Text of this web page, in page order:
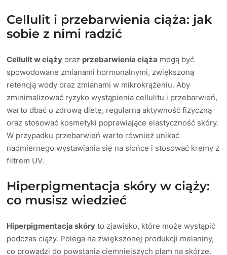
Cellulit i przebarwienia ciąża: jak
sobie z nimi radzić
Cellulit w ciąży oraz przebarwienia ciąża mogą być
spowodowane zmianami hormonalnymi, zwiększoną
retencją wody oraz zmianami w mikrokrążeniu. Aby
zminimalizować ryzyko wystąpienia cellulitu i przebarwień,
warto dbać o zdrową dietę, regularną aktywność fizyczną
oraz stosować kosmetyki poprawiające elastyczność skóry.
W przypadku przebarwień warto również unikać
nadmiernego wystawiania się na słońce i stosować kremy z
filtrem UV.
Hiperpigmentacja skóry w ciąży:
co musisz wiedzieć
Hiperpigmentacja skóry to zjawisko, które może wystąpić
podczas ciąży. Polega na zwiększonej produkcji melaniny,
co prowadzi do powstania ciemniejszych plam na skórze.